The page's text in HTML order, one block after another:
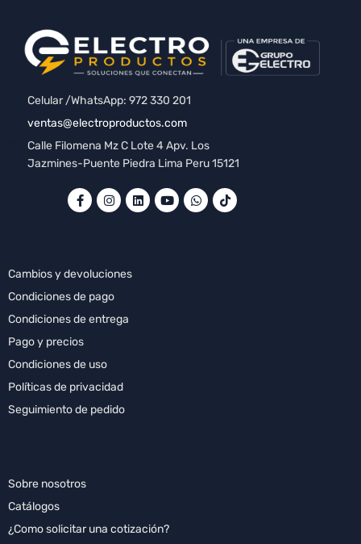
Celular /WhatsApp: 972 330 201
ventas@electroproductos.com
Calle Filomena Mz C Lote 4 Apv. Los
Jazmines-Puente Piedra Lima Peru 15121
Cambios y devoluciones
Condiciones de pago
Condiciones de entrega
Pago y precios
Condiciones de uso
Políticas de privacidad
Seguimiento de pedido
Sobre nosotros
Catálogos
¿Como solicitar una cotización?